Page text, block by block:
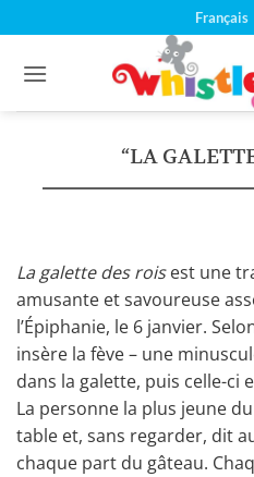
au
contenu
Français
“LA
La galette des roisest une
amusante et savoureuse
l’Épiphanie, le 6 janvier.
insère la fève – une
dans la galette, puis celle-ci
La personne la plus jeune
table et, sans regarder, dit
chaque part du gâteau.